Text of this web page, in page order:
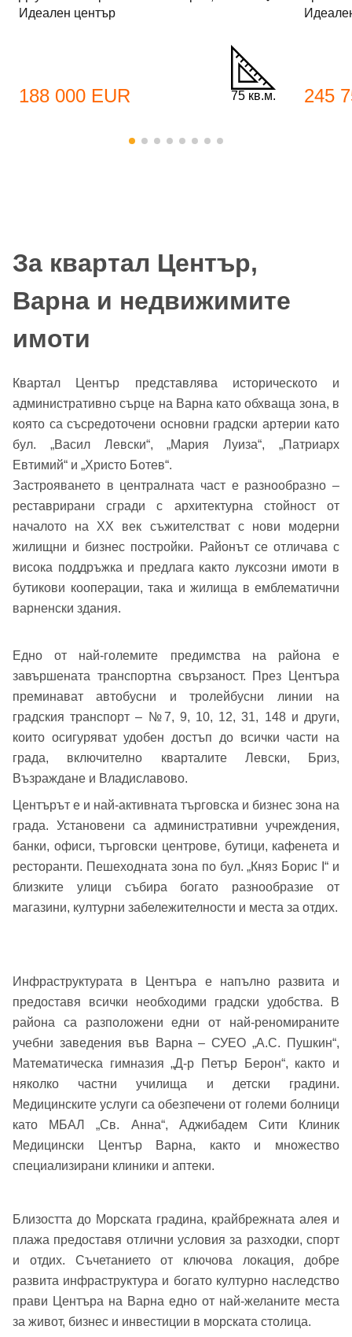
Добре дошъл!
Забравена парола?
Вход като гост
или използвай профил
Вход с Google
Идеален център
188 000 EUR 75 кв.м. 245
За квартал Център,
Варна и недвижимите
имоти
Квартал Център представлява историческото и
административно сърце на Варна като обхваща зона, в
която са съсредоточени основни градски артерии като
бул. „Васил Левски“, „Мария Луиза“, „Патриарх
Евтимий“ и „Христо Ботев“.
Застрояването в централната част е разнообразно –
реставрирани сгради с архитектурна стойност от
началото на XX век съжителстват с нови модерни
жилищни и бизнес постройки. Районът се отличава с
висока поддръжка и предлага както луксозни имоти в
бутикови кооперации, така и жилища в емблематични
варненски здания.
Едно от най-големите предимства на района е
завършената транспортна свързаност. През Центъра
преминават автобусни и тролейбусни линии на
градския транспорт – №7, 9, 10, 12, 31, 148 и други,
които осигуряват удобен достъп до всички части на
града, включително кварталите Левски, Бриз,
Възраждане и Владиславово.
Центърът е и най-активната търговска и бизнес зона на
града. Установени са административни учреждения,
банки, офиси, търговски центрове, бутици, кафенета и
ресторанти. Пешеходната зона по бул. „Княз Борис I“ и
близките улици събира богато разнообразие от
магазини, културни забележителности и места за отдих.
Инфраструктурата в Центъра е напълно развита и
предоставя всички необходими градски удобства. В
района са разположени едни от най-реномираните
учебни заведения във Варна – СУЕО „А.С. Пушкин“,
Математическа гимназия „Д-р Петър Берон“, както и
няколко частни училища и детски градини.
Медицинските услуги са обезпечени от големи болници
като МБАЛ „Св. Анна“, Аджибадем Сити Клиник
Медицински Център Варна, както и множество
специализирани клиники и аптеки.
Близостта до Морската градина, крайбрежната алея и
плажа предоставя отлични условия за разходки, спорт
и отдих. Съчетанието от ключова локация, добре
развита инфраструктура и богато културно наследство
прави Центъра на Варна едно от най-желаните места
за живот, бизнес и инвестиции в морската столица.
Имейл адрес*
Телефон*
▼
Вашето запитване стигна до нас. Ще
се обадим възможно най-бързо.